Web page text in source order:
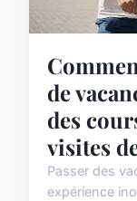
de
des
visites
Passer des
expérience